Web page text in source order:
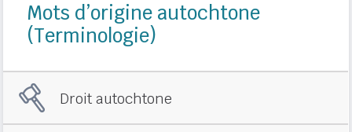
Mots d’origine autochtone
(Terminologie)
Droit autochtone